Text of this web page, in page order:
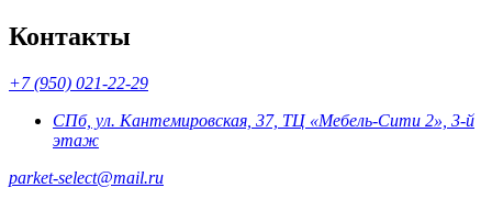
Контакты
+7 (950) 021-22-29
СПб, ул. Кантемировская, 37, ТЦ «Мебель-Сити 2», 3-й
этаж
parket-select@mail.ru